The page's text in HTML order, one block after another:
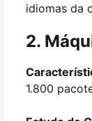
idiomas da
2.
1.800